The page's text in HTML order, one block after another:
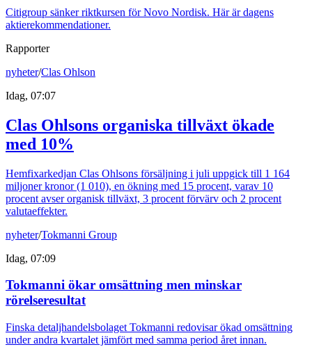
Citigroup sänker riktkursen för Novo Nordisk. Här är dagens
aktierekommendationer.
Rapporter
nyheter/Clas Ohlson
Idag, 07:07
Clas Ohlsons organiska tillväxt ökade
med 10%
Hemfixarkedjan Clas Ohlsons försäljning i juli uppgick till 1 164
miljoner kronor (1 010), en ökning med 15 procent, varav 10
procent avser organisk tillväxt, 3 procent förvärv och 2 procent
valutaeffekter.
nyheter/Tokmanni Group
Idag, 07:09
Tokmanni ökar omsättning men minskar
rörelseresultat
Finska detaljhandelsbolaget Tokmanni redovisar ökad omsättning
under andra kvartalet jämfört med samma period året innan.